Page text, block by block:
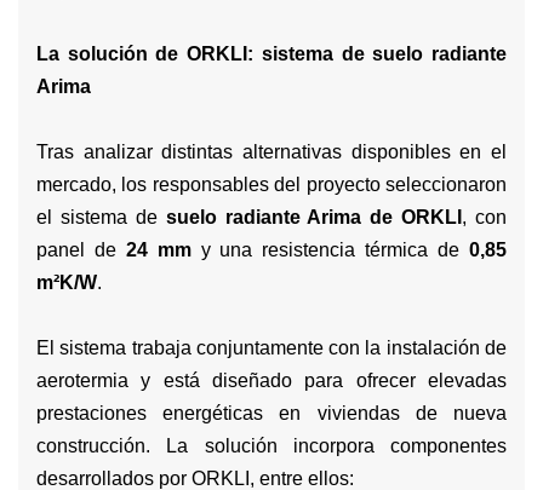
La solución de ORKLI: sistema de suelo radiante
Arima
Tras analizar distintas alternativas disponibles en el
mercado, los responsables del proyecto seleccionaron
el sistema de suelo radiante Arima de ORKLI , con
panel de 24 mmy una resistencia térmica de0,85
m²K/W.
El sistema trabaja conjuntamente con la instalación de
aerotermia y está diseñado para ofrecer elevadas
prestaciones energéticas en viviendas de nueva
construcción. La solución incorpora componentes
desarrollados por ORKLI, entre ellos: